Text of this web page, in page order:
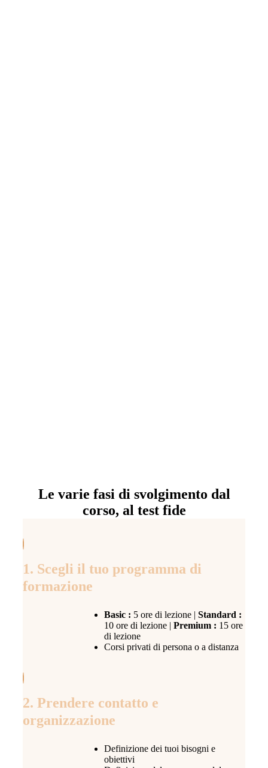
Le varie fasi di svolgimento dal
corso, al test fide
1. Scegli il tuo programma di
formazione
Basic : 5 ore di lezione | Standard :
10 ore di lezione | Premium : 15 ore
di lezione
Corsi privati di persona o a distanza
2. Prendere contatto e
organizzazione
Definizione dei tuoi bisogni e
obiettivi